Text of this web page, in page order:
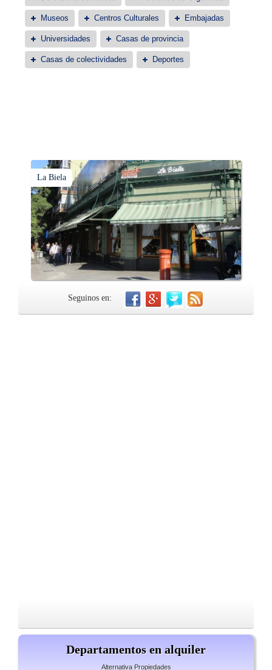
Museos Centros Culturales Embajadas
Universidades Casas de provincia
Casas de colectividades Deportes
La Biela
Seguinos en:
Departamentos en alquiler
Alternativa Propiedades